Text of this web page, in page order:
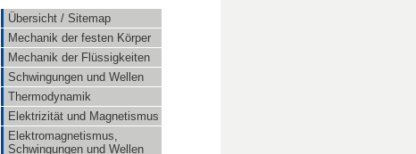
Übersicht / Sitemap
Mechanik der festen Körper
Mechanik der Flüssigkeiten
Schwingungen und Wellen
Thermodynamik
Elektrizität und Magnetismus
Elektromagnetismus,
Schwingungen und Wellen